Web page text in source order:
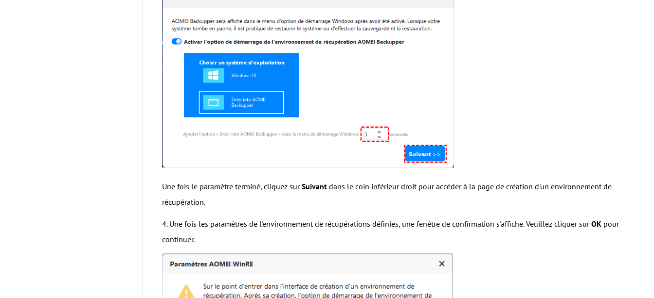
Une fois le paramètre terminé, cliquez surSuivant dans le coin inférieur droit pour accéder à la page de création d'un environnement de
récupération.
4. Une fois les paramètres de l'environnement de récupérations définies, une fenêtre de confirmation s'affiche. Veuillez cliquer surOK pour
continuer.